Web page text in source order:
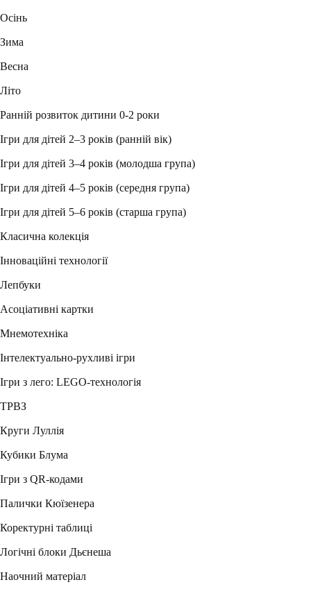
Осінь
Зима
Весна
Літо
Ранній розвиток дитини 0-2 роки
Ігри для дітей 2–3 років (ранній вік)
Ігри для дітей 3–4 років (молодша група)
Ігри для дітей 4–5 років (середня група)
Ігри для дітей 5–6 років (старша група)
Класична колекція
Інноваційні технології
Лепбуки
Асоціативні картки
Мнемотехніка
Інтелектуально-рухливі ігри
Ігри з лего: LEGO-технологія
ТРВЗ
Круги Луллія
Кубики Блума
Ігри з QR-кодами
Палички Кюїзенера
Коректурні таблиці
Логічні блоки Дьєнеша
Наочний матеріал